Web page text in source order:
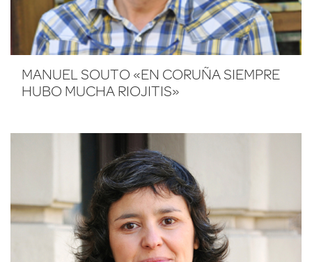
MANUEL SOUTO «EN CORUÑA SIEMPRE
HUBO MUCHA RIOJITIS»